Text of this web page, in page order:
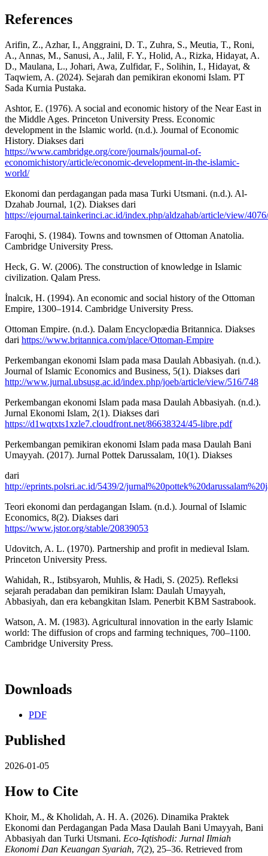
References
Arifin, Z., Azhar, I., Anggraini, D. T., Zuhra, S., Meutia, T., Roni,
A., Annas, M., Sanusi, A., Jalil, F. Y., Holid, A., Rizka, Hidayat, A.
D., Maulana, L., Johari, Awa, Zulfidar, F., Solihin, I., Hidayat, &
Taqwiem, A. (2024). Sejarah dan pemikiran ekonomi Islam. PT
Sada Kurnia Pustaka.
Ashtor, E. (1976). A social and economic history of the Near East in
the Middle Ages. Princeton University Press. Economic
development in the Islamic world. (n.d.). Journal of Economic
History. Diakses dari
https://www.cambridge.org/core/journals/journal-of-
economichistory/article/economic-development-in-the-islamic-
world/
Ekonomi dan perdagangan pada masa Turki Utsmani. (n.d.). Al-
Dzahab Journal, 1(2). Diakses dari
https://ejournal.tainkerinci.ac.id/index.php/aldzahab/article/view/
Faroqhi, S. (1984). Towns and townsmen of Ottoman Anatolia.
Cambridge University Press.
Heck, G. W. (2006). The construction of knowledge in Islamic
civilization. Qalam Press.
İnalcık, H. (1994). An economic and social history of the Ottoman
Empire, 1300–1914. Cambridge University Press.
Ottoman Empire. (n.d.). Dalam Encyclopædia Britannica. Diakses
dari https://www.britannica.com/place/Ottoman-Empire
Perkembangan ekonomi Islam pada masa Daulah Abbasiyah. (n.d.).
Journal of Islamic Economics and Business, 5(1). Diakses dari
http://www.jurnal.ubsusg.ac.id/index.php/joeb/article/view/516/748
Perkembangan ekonomi Islam pada masa Daulah Abbasiyah. (n.d.).
Jurnal Ekonomi Islam, 2(1). Diakses dari
https://d1wqtxts1xzle7.cloudfront.net/86638324/45-libre.pdf
Perkembangan pemikiran ekonomi Islam pada masa Daulah Bani
Umayyah. (2017). Jurnal Pottek Darussalam, 10(1). Diakses
dari
http://eprints.polsri.ac.id/5439/2/
Teori ekonomi dan perdagangan Islam. (n.d.). Journal of Islamic
Economics, 8(2). Diakses dari
https://www.jstor.org/stable/20839053
Udovitch, A. L. (1970). Partnership and profit in medieval Islam.
Princeton University Press.
Wahidah, R., Istibsyaroh, Muhlis, & Hadi, S. (2025). Refleksi
sejarah peradaban dan pemikiran Islam: Daulah Umayyah,
Abbasiyah, dan era kebangkitan Islam. Penerbit KBM Sastrabook.
Watson, A. M. (1983). Agricultural innovation in the early Islamic
world: The diffusion of crops and farming techniques, 700–1100.
Cambridge University Press.
Downloads
PDF
Published
2026-01-05
How to Cite
Khoir, M., & Kholidah, A. H. A. (2026). Dinamika Praktek
Ekonomi dan Perdagangan Pada Masa Daulah Bani Umayyah, Bani
Abbasiyah dan Turki Utsmani. Eco-Iqtishodi: Jurnal Ilmiah
Ekonomi Dan Keuangan Syariah, 7(2), 25–36. Retrieved from